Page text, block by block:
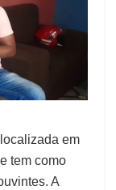
em
tem como
A